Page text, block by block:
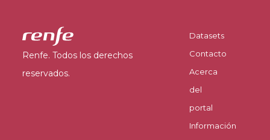
Renfe. Todos los derechos
reservados.
Datasets
Contacto
Acerca
del
portal
Información